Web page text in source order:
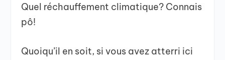
Quel réchauffement climatique? Connais
pô!
Quoiqu’il en soit, si vous avez atterri ici